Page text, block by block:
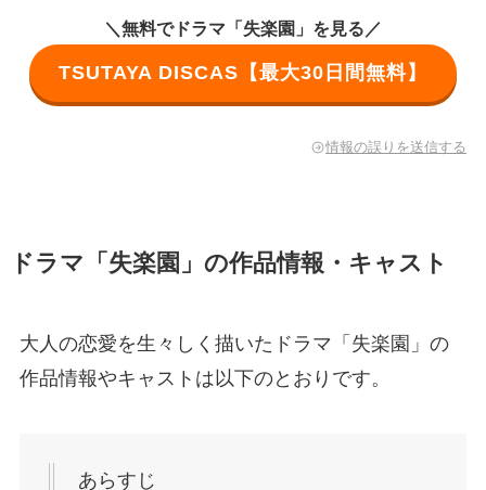
＼無料でドラマ「失楽園」を見る／
TSUTAYA DISCAS【最大30日間無料】
情報の誤りを送信する
ドラマ「失楽園」の作品情報・キャスト
大人の恋愛を生々しく描いたドラマ「失楽園」の
作品情報やキャストは以下のとおりです。
あらすじ